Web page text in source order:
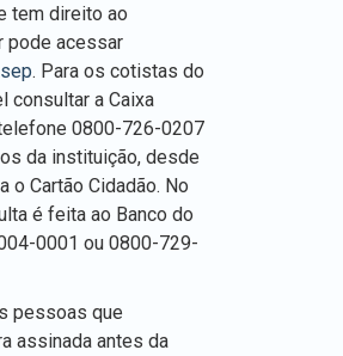
tem direito ao
pode acessar
. Para os cotistas do
consultar a Caixa
0800-726-0207
da instituição, desde
o Cartão Cidadão. No
é feita ao Banco do
0001 ou 0800-729-
pessoas que
assinada antes da